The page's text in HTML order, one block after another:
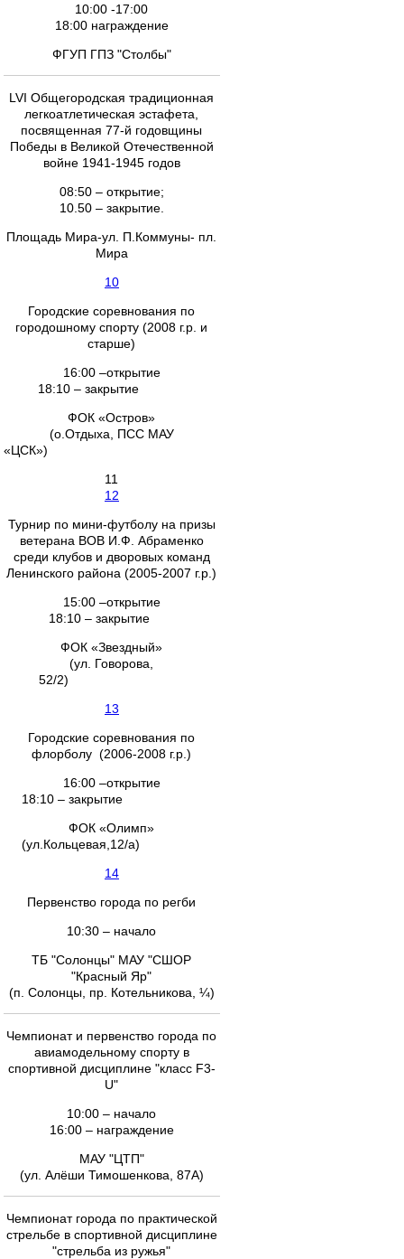
10:00 -17:00
18:00 награждение
ФГУП ГПЗ "Столбы"
LVI Общегородская традиционная
легкоатлетическая эстафета,
посвященная 77-й годовщины
Победы в Великой Отечественной
войне 1941-1945 годов
08:50 – открытие;
10.50 – закрытие.
Площадь Мира-ул. П.Коммуны- пл.
Мира
10
Городские соревнования по
городошному спорту (2008 г.р. и
старше)
16:00 –открытие
18:10 – закрытие
ФОК «Остров»
(о.Отдыха, ПСС МАУ
«ЦСК»)
11
12
Турнир по мини-футболу на призы
ветерана ВОВ И.Ф. Абраменко
среди клубов и дворовых команд
Ленинского района (2005-2007 г.р.)
15:00 –открытие
18:10 – закрытие
ФОК «Звездный»
(ул. Говорова,
52/2)
13
Городские соревнования по
флорболу (2006-2008 г.р.)
16:00 –открытие
18:10 – закрытие
ФОК «Олимп»
(ул.Кольцевая,12/а)
14
Первенство города по регби
10:30 – начало
ТБ "Солонцы" МАУ "СШОР
"Красный Яр"
(п. Солонцы, пр. Котельникова, ¼)
Чемпионат и первенство города по
авиамодельному спорту в
спортивной дисциплине "класс F3-
U"
10:00 – начало
16:00 – награждение
МАУ "ЦТП"
(ул. Алёши Тимошенкова, 87А)
Чемпионат города по практической
стрельбе в спортивной дисциплине
"стрельба из ружья"